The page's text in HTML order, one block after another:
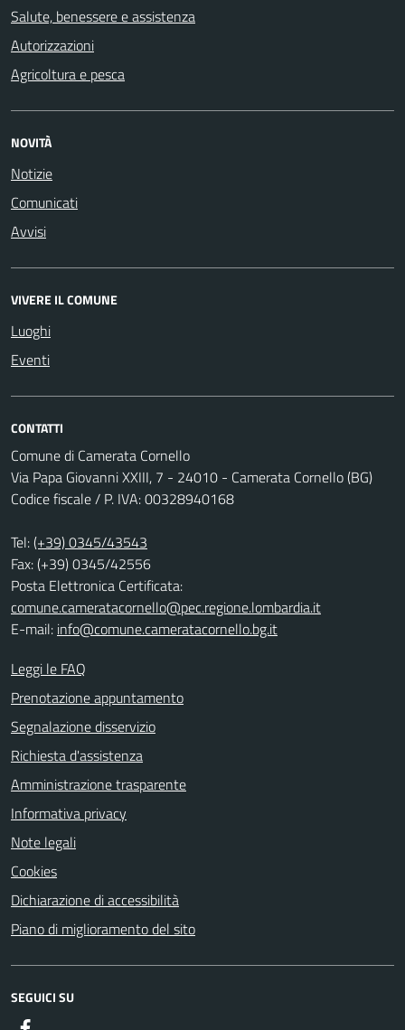
Salute, benessere e assistenza
Autorizzazioni
Agricoltura e pesca
NOVITÀ
Notizie
Comunicati
Avvisi
VIVERE IL COMUNE
Luoghi
Eventi
CONTATTI
Comune di Camerata Cornello
Via Papa Giovanni XXIII, 7 - 24010 - Camerata Cornello (BG)
Codice fiscale / P. IVA: 00328940168
Tel:(+39) 0345/43543
Fax: (+39) 0345/42556
Posta Elettronica Certificata:
comune.cameratacornello@pec.regione.lombardia.it
E-mail: info@comune.cameratacornello.bg.it
Leggi le FAQ
Prenotazione appuntamento
Segnalazione disservizio
Richiesta d'assistenza
Amministrazione trasparente
Informativa privacy
Note legali
Cookies
Dichiarazione di accessibilità
Piano di miglioramento del sito
SEGUICI SU